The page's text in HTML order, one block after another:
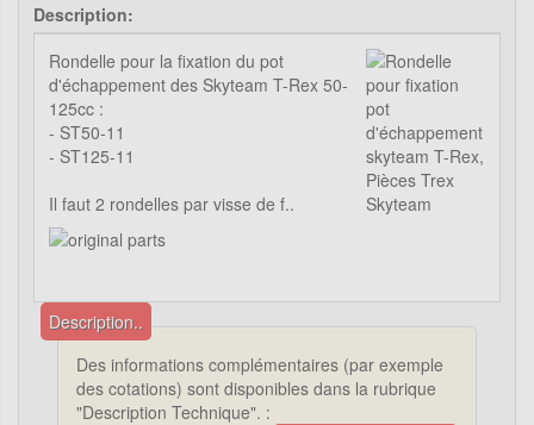
Description:
Rondelle pour la fixation du pot
d'échappement des Skyteam T-Rex 50-
125cc :
- ST50-11
- ST125-11
Il faut 2 rondelles par visse de f..
Description..
Des informations complémentaires (par exemple
des cotations) sont disponibles dans la rubrique
"Description Technique". :